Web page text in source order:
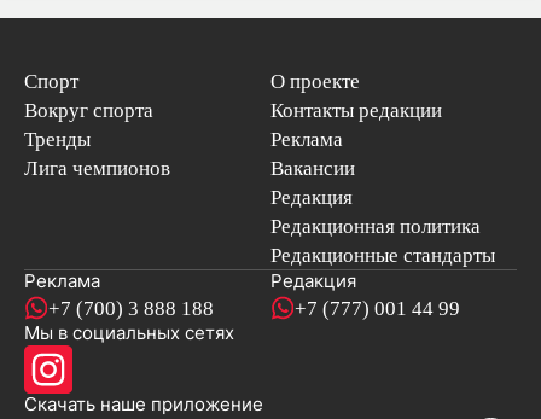
Спорт
Вокруг спорта
Тренды
Лига чемпионов
О проекте
Контакты редакции
Реклама
Вакансии
Редакция
Редакционная политика
Редакционные стандарты
Реклама
+7 (700) 3 888 188
Редакция
+7 (777) 001 44 99
Мы в социальных сетях
Скачать наше приложениеновостей